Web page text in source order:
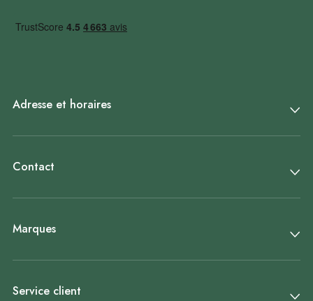
Adresse et horaires
Contact
Marques
Service client